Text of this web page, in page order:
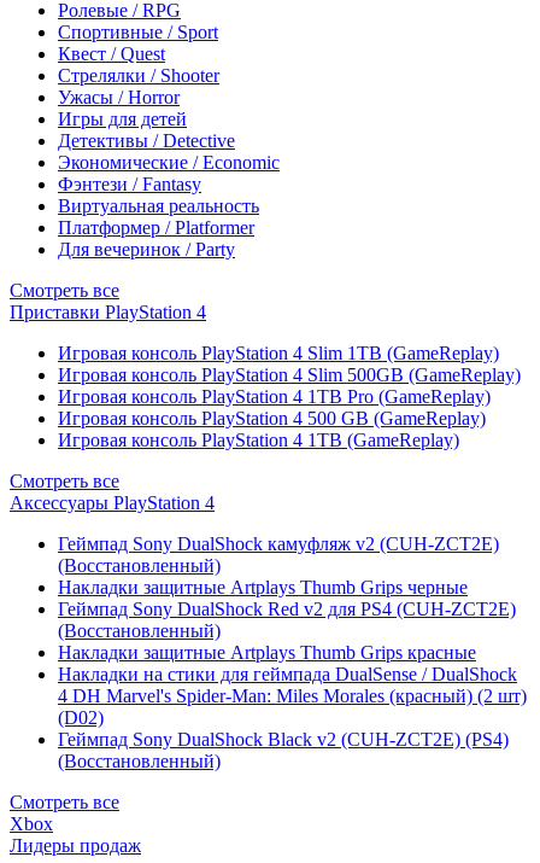
Ролевые / RPG
Спортивные / Sport
Квест / Quest
Стрелялки / Shooter
Ужасы / Horror
Игры для детей
Детективы / Detective
Экономические / Economic
Фэнтези / Fantasy
Виртуальная реальность
Платформер / Platformer
Для вечеринок / Party
Смотреть все
Приставки PlayStation 4
Игровая консоль PlayStation 4 Slim 1TB (GameReplay)
Игровая консоль PlayStation 4 Slim 500GB (GameReplay)
Игровая консоль PlayStation 4 1TB Pro (GameReplay)
Игровая консоль PlayStation 4 500 GB (GameReplay)
Игровая консоль PlayStation 4 1TB (GameReplay)
Смотреть все
Аксессуары PlayStation 4
Геймпад Sony DualShock камуфляж v2 (CUH-ZCT2E)
(Восстановленный)
Накладки защитные Artplays Thumb Grips черные
Геймпад Sony DualShock Red v2 для PS4 (CUH-ZCT2E)
(Восстановленный)
Накладки защитные Artplays Thumb Grips красные
Накладки на стики для геймпада DualSense / DualShock
4 DH Marvel's Spider-Man: Miles Morales (красный) (2 шт)
(D02)
Геймпад Sony DualShock Black v2 (CUH-ZCT2E) (PS4)
(Восстановленный)
Смотреть все
Xbox
Лидеры продаж